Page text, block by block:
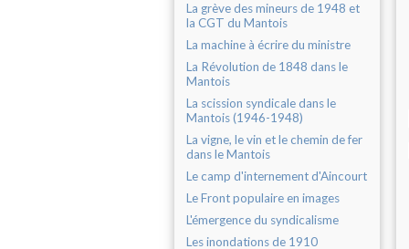
La grève des mineurs de 1948 et
la CGT du Mantois
La machine à écrire du ministre
La Révolution de 1848 dans le
Mantois
La scission syndicale dans le
Mantois (1946-1948)
La vigne, le vin et le chemin de fer
dans le Mantois
Le camp d'internement d'Aincourt
Le Front populaire en images
L'émergence du syndicalisme
Les inondations de 1910